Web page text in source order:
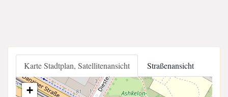
Karte Stadtplan, Satellitenansicht Straßenansicht
+